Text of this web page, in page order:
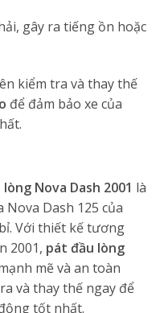
gây ra tiếng ồn hoặc
kiểm tra và thay thế
để đảm bảo xe của
Nova Dash 2001 là
Dash 125 của
Với thiết kế tương
2001, pát đầu lòng
mẽ và an toàn
và thay thế ngay để
tốt nhất.